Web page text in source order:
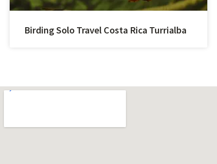
Birding Solo Travel Costa Rica Turrialba